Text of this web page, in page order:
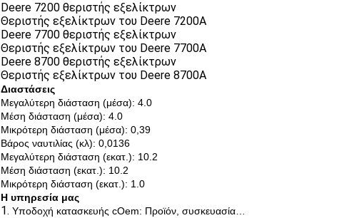
Deere 7200 θεριστής εξελίκτρων
Θεριστής εξελίκτρων του Deere 7200A
Deere 7700 θεριστής εξελίκτρων
Θεριστής εξελίκτρων του Deere 7700A
Deere 8700 θεριστής εξελίκτρων
Θεριστής εξελίκτρων του Deere 8700A
Διαστάσεις
Μεγαλύτερη διάσταση (μέσα): 4.0
Μέση διάσταση (μέσα): 4.0
Μικρότερη διάσταση (μέσα): 0,39
Βάρος ναυτιλίας (κλ): 0,0136
Μεγαλύτερη διάσταση (εκατ.): 10.2
Μέση διάσταση (εκατ.): 10.2
Μικρότερη διάσταση (εκατ.): 1.0
Η υπηρεσία μας
1. Υποδοχή κατασκευής cOem: Προϊόν, συσκευασία…